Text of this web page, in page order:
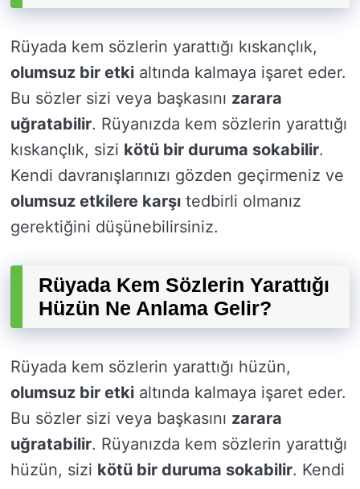
Rüyada kem sözlerin yarattığı kıskançlık,
olumsuz bir etki altında kalmaya işaret eder.
Bu sözler sizi veya başkasını zarara
uğratabilir. Rüyanızda kem sözlerin yarattığı
kıskançlık, sizi kötü bir duruma sokabilir.
Kendi davranışlarınızı gözden geçirmeniz ve
olumsuz etkilere karşı tedbirli olmanız
gerektiğini düşünebilirsiniz.
Rüyada Kem Sözlerin Yarattığı
Hüzün Ne Anlama Gelir?
Rüyada kem sözlerin yarattığı hüzün,
olumsuz bir etki altında kalmaya işaret eder.
Bu sözler sizi veya başkasını zarara
uğratabilir. Rüyanızda kem sözlerin yarattığı
hüzün, sizi kötü bir duruma sokabilir. Kendi